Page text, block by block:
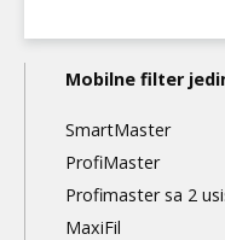
Main
navigation
3nd
level
Mobilne filter
SmartMaster
ProfiMaster
Profimaster sa 2
MaxiFil